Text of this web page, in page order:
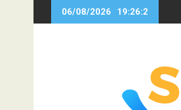
06/08/2026 19:26:3